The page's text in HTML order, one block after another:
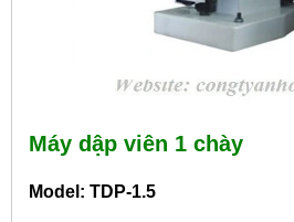
Máy dập viên 1 chày
Model: TDP-1.5